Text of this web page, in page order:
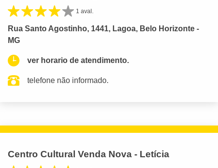
1 aval.
Rua Santo Agostinho, 1441, Lagoa, Belo Horizonte -
MG
ver horario de atendimento.
telefone não informado.
Centro Cultural Venda Nova - Letícia